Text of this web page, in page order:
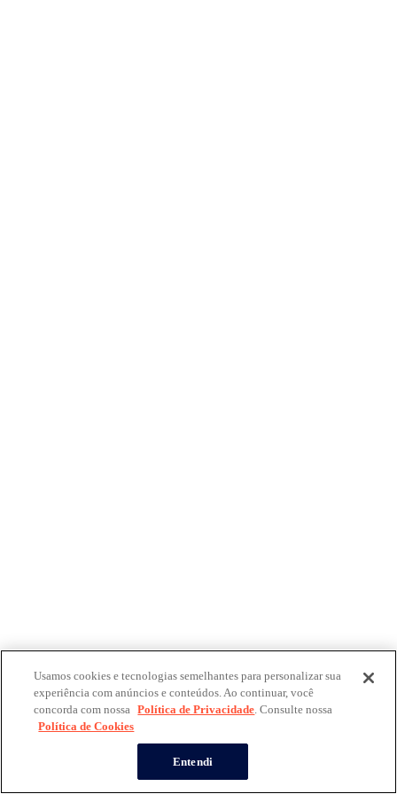
Usamos cookies e tecnologias semelhantes para personalizar sua
experiência com anúncios e conteúdos. Ao continuar, você
concorda com nossa Política de Privacidade. Consulte nossa
Política de Cookies
Entendi